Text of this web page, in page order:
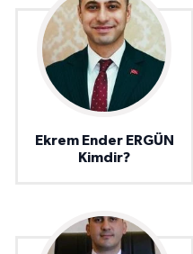
Ekrem Ender ERGÜN
Kimdir?